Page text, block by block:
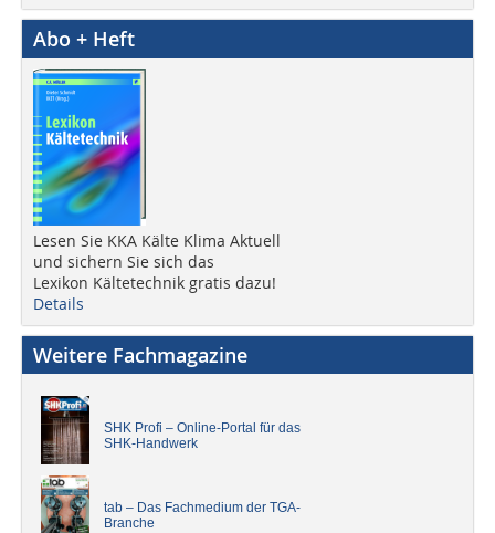
Abo + Heft
Lesen Sie KKA Kälte Klima Aktuell
und sichern Sie sich das
Lexikon Kältetechnik gratis dazu!
Details
Weitere Fachmagazine
SHK Profi – Online-Portal für das
SHK-Handwerk
tab – Das Fachmedium der TGA-
Branche